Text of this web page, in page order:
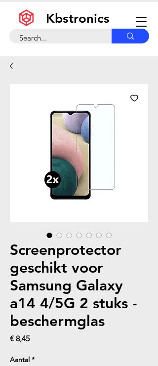
Kbstronics
Screenprotector
geschikt voor
Samsung Galaxy
a14 4/5G 2 stuks -
beschermglas
€ 8,45Prijs
Aantal *